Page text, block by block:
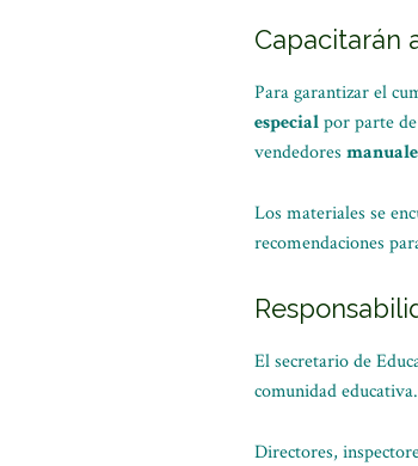
Capacitarán
Para garantizar el
especialpor parte
vendedores
Los materiales se
recomendaciones
El secretario de
comunidad
Directores,